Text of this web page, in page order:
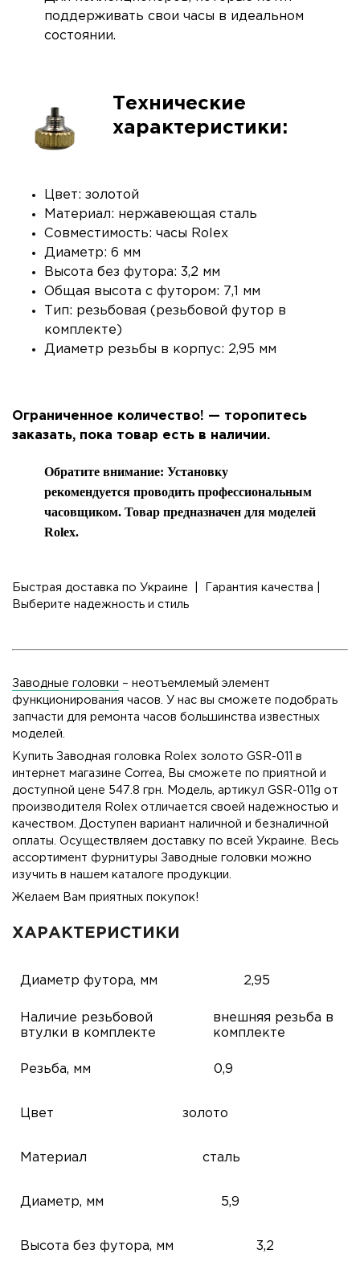
поддерживать свои часы в идеальном
состоянии.
Технические
характеристики:
Цвет: золотой
Материал: нержавеющая сталь
Совместимость: часы Rolex
Диаметр: 6 мм
Высота без футора: 3,2 мм
Общая высота с футором: 7,1 мм
Тип: резьбовая (резьбовой футор в
комплекте)
Диаметр резьбы в корпус: 2,95 мм
Ограниченное количество! — торопитесь
заказать, пока товар есть в наличии.
Обратите внимание: Установку
рекомендуется проводить профессиональным
часовщиком. Товар предназначен для моделей
Rolex.
Быстрая доставка по Украине | Гарантия качества |
Выберите надежность и стиль
Заводные головки – неотъемлемый элемент
функционирования часов. У нас вы сможете подобрать
запчасти для ремонта часов большинства известных
моделей.
Купить Заводная головка Rolex золото GSR-011 в
интернет магазине Correa, Вы сможете по приятной и
доступной цене 547.8 грн. Модель, артикул GSR-011g от
производителя Rolex отличается своей надежностью и
качеством. Доступен вариант наличной и безналичной
оплаты. Осуществляем доставку по всей Украине. Весь
ассортимент фурнитуры Заводные головки можно
изучить в нашем каталоге продукции.
Желаем Вам приятных покупок!
ХАРАКТЕРИСТИКИ
Диаметр футора, мм 2,95
Наличие резьбовой
втулки в комплекте
внешняя резьба в
комплекте
Резьба, мм 0,9
Цвет золото
Материал сталь
Диаметр, мм 5,9
Высота без футора, мм 3,2